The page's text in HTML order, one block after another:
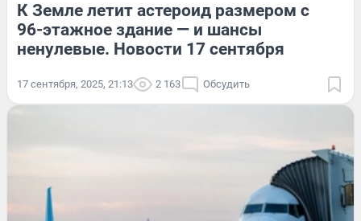
К Земле летит астероид размером с
96-этажное здание — и шансы
ненулевые. Новости 17 сентября
17 сентября, 2025, 21:13 2 163 Обсудить